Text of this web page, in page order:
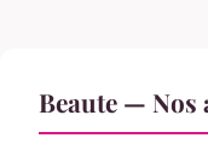
Beaute — Nos